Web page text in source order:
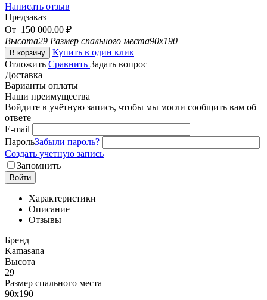
Написать отзыв
Предзаказ
От 150 000.00 ₽
Высота29 Размер спального места90x190
В корзину
Купить в один клик
Отложить Сравнить Задать вопрос
Доставка
Варианты оплаты
Наши преимущества
Войдите в учётную запись, чтобы мы могли сообщить вам об
ответе
E-mail
ПарольЗабыли пароль?
Создать учетную запись
Запомнить
Войти
Характеристики
Описание
Отзывы
Бренд
Kamasana
Высота
29
Размер спального места
90x190